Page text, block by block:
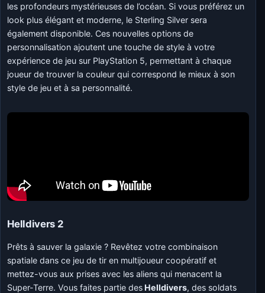
les profondeurs mystérieuses de l’océan. Si vous préférez un
look plus élégant et moderne, le Sterling Silver sera
également disponible. Ces nouvelles options de
personnalisation ajoutent une touche de style à votre
expérience de jeu sur PlayStation 5, permettant à chaque
joueur de trouver la couleur qui correspond le mieux à son
style de jeu et à sa personnalité.
Helldivers 2
Prêts à sauver la galaxie ? Revêtez votre combinaison
spatiale dans ce jeu de tir en multijoueur coopératif et
mettez-vous aux prises avec les aliens qui menacent la
Super-Terre. Vous faites partie des Helldivers, des soldats